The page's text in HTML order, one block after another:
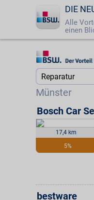
DIE
Alle
einen
Startseite
Jetzt BSW-Mitglied
☎ 0800 - 279 25 82
Münster
Startseite
17,4 km
5%
Bosch Car
bestware